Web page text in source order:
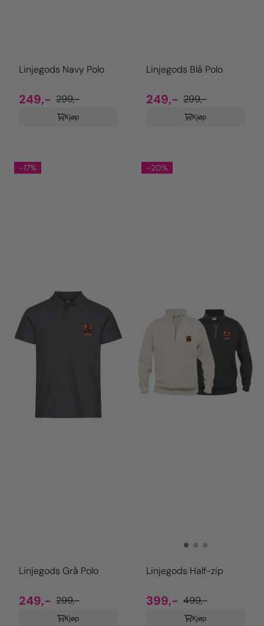
Linjegods Navy Polo
249,- 299,-
Kjøp
Linjegods Blå Polo
249,- 299,-
Kjøp
-17%
Linjegods Grå Polo
249,- 299,-
Kjøp
-20%
Linjegods Half-zip
399,- 499,-
Kjøp